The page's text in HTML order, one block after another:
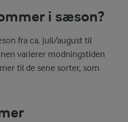
i sæson?
fra ca. juli/august til
varierer modningstiden
til de sene sorter, som